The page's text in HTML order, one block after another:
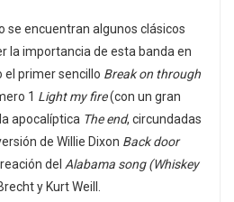
se encuentran algunos clásicos
la importancia de esta banda en
el primer sencillo Break on through
1 Light my fire(con un gran
apocalíptica The end, circundadas
de Willie Dixon Back door
del Alabama song (Whiskey
y Kurt Weill.